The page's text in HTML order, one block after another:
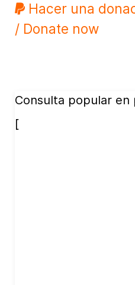
Hacer una
/ Donate now
Consulta popular en
[